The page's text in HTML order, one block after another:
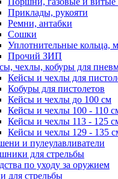
Приклады, рукояти
Ремни, антабки
Сошки
Уплотнительные кольца,
Прочий ЗИП
чехлы, кобуры для
Кейсы и чехлы для
Кобуры для пистолетов
Кейсы и чехлы до 100 см
Кейсы и чехлы 100 - 110
Кейсы и чехлы 113 - 125
Кейсы и чехлы 129 - 135
и пулеулавливатели
для стрельбы
по уходу за оружием
для стрельбы